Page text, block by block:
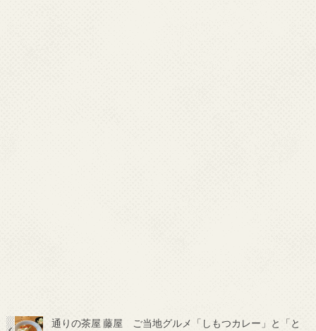
通りの茶屋 藤屋 ご当地グルメ「しもつカレー」と「と